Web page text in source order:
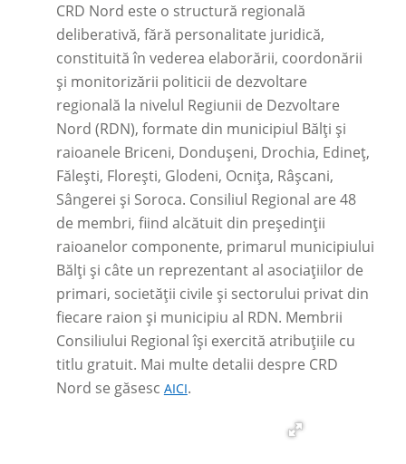
CRD Nord este o structură regională
deliberativă, fără personalitate juridică,
constituită în vederea elaborării, coordonării
și monitorizării politicii de dezvoltare
regională la nivelul Regiunii de Dezvoltare
Nord (RDN), formate din municipiul Bălți și
raioanele Briceni, Dondușeni, Drochia, Edineț,
Fălești, Florești, Glodeni, Ocnița, Râșcani,
Sângerei și Soroca. Consiliul Regional are 48
de membri, fiind alcătuit din președinții
raioanelor componente, primarul municipiului
Bălți și câte un reprezentant al asociațiilor de
primari, societății civile și sectorului privat din
fiecare raion și municipiu al RDN. Membrii
Consiliului Regional își exercită atribuțiile cu
titlu gratuit. Mai multe detalii despre CRD
Nord se găsesc AICI.